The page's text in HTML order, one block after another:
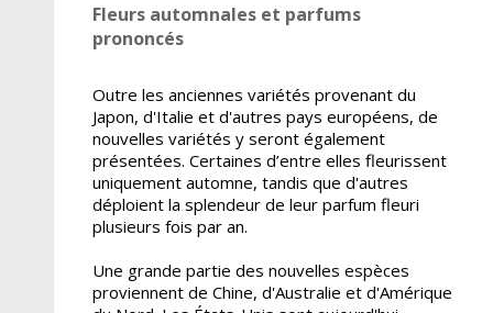
Fleurs automnales et parfums
prononcés
Outre les anciennes variétés provenant du
Japon, d'Italie et d'autres pays européens, de
nouvelles variétés y seront également
présentées. Certaines d’entre elles fleurissent
uniquement automne, tandis que d'autres
déploient la splendeur de leur parfum fleuri
plusieurs fois par an.
Une grande partie des nouvelles espèces
proviennent de Chine, d'Australie et d'Amérique